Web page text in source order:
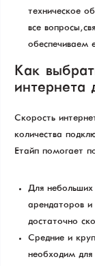
техническое
все вопросы,
обеспечиваем
Как
интернета
Скорость
количества
Етайп помогает
Для
арендаторов
достаточно
Средние и
необходим для